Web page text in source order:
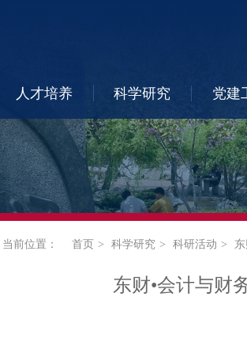
人才培养 科学研究 党建
当前位置： 首页 科学研究 科研活动
东财•会计与财